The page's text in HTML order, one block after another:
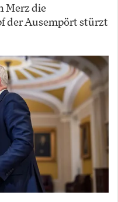
Merz die
der Ausempört stürzt